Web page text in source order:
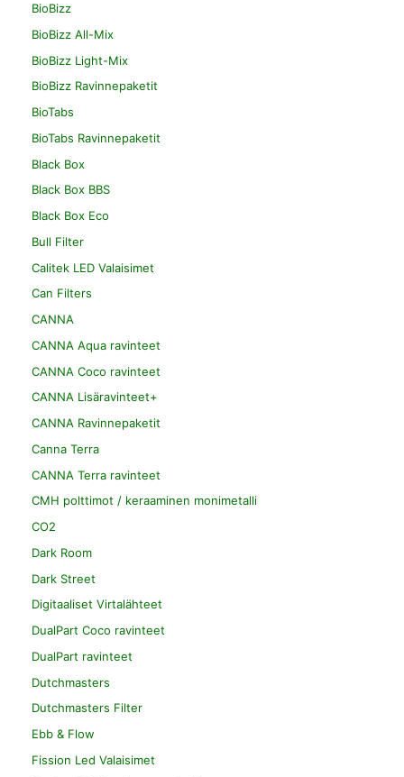
BioBizz
BioBizz All-Mix
BioBizz Light-Mix
BioBizz Ravinnepaketit
BioTabs
BioTabs Ravinnepaketit
Black Box
Black Box BBS
Black Box Eco
Bull Filter
Calitek LED Valaisimet
Can Filters
CANNA
CANNA Aqua ravinteet
CANNA Coco ravinteet
CANNA Lisäravinteet+
CANNA Ravinnepaketit
Canna Terra
CANNA Terra ravinteet
CMH polttimot / keraaminen monimetalli
CO2
Dark Room
Dark Street
Digitaaliset Virtalähteet
DualPart Coco ravinteet
DualPart ravinteet
Dutchmasters
Dutchmasters Filter
Ebb & Flow
Fission Led Valaisimet